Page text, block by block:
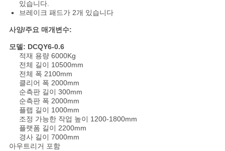
정
보
있습니다.
브레이크 패드가 2개 있습니다
사양/주요 매개변수:
모델: DCQY6-0.6
적재 용량 6000Kg
전체 길이 10500mm
전체 폭 2100mm
클리어 폭 2000mm
순측판 길이 300mm
순측판 폭 2000mm
플랩 길이 1000mm
조정 가능한 작업 높이 1200-1800mm
플랫폼 길이 2200mm
경사 길이 7000mm
아우트리거 포함